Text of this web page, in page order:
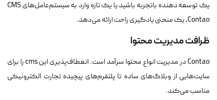
یک توسعه دهنده باتجربه باشید یا یک تازه وارد به سیستم‌عامل‌های CMS
،Contao یک منحنی یادگیری راحت ارائه می‌دهد.
ظرافت مدیریت محتوا
Contao در مدیریت انواع محتوا سرآمد است. انعطاف‌پذیری این cms را برای
سایت‌هایی از وبلاگ‌های ساده تا پلتفرم‌های پیچیده تجارت الکترونیکی
مناسب می‌کند.